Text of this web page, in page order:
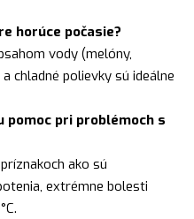
horúce počasie?
vody (melóny,
chladné polievky sú ideálne
pomoc pri problémoch s
ako sú
extrémne bolesti